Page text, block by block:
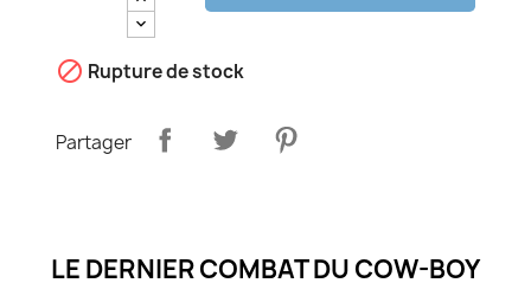
 Rupture de stock
Partager
LE DERNIER COMBAT DU COW-BOY